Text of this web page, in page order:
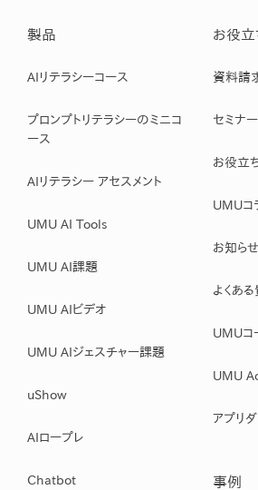
製品
AIリテラシーコース
プロンプトリテラシーのミニコ
ース
AIリテラシー アセスメント
UMU AI Tools
UMU AI課題
UMU AIビデオ
UMU AIジェスチャー課題
uShow
AIロープレ
Chatbot
お役立
資料請
セミナー
お役立
UMUコ
お知らせ
よくある
UMUコ
UMU
アプリ
事例